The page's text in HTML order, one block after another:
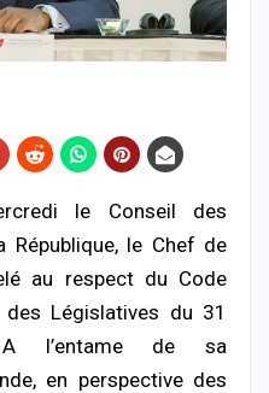
le Conseil des
République, le Chef de
au respect du Code
Législatives du 31
l’entame de sa
en perspective des